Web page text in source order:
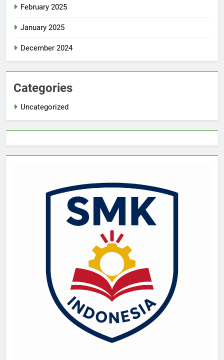
February 2025
January 2025
December 2024
Categories
Uncategorized